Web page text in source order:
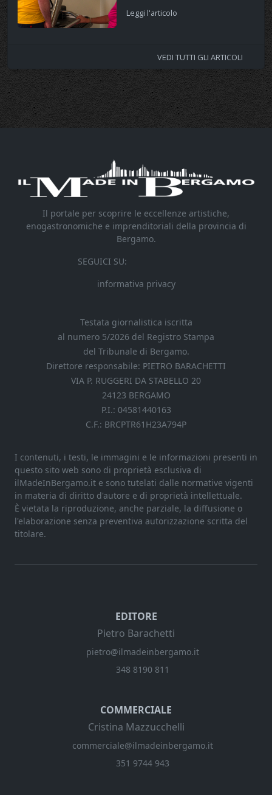
Leggi l'articolo
VEDI TUTTI GLI ARTICOLI
Il portale per scoprire le eccellenze artistiche,
enogastronomiche e imprenditoriali della provincia di
Bergamo.
SEGUICI SU:
informativa privacy
Testata giornalistica iscritta
al numero 5/2026 del Registro Stampa
del Tribunale di Bergamo.
Direttore responsabile: PIETRO BARACHETTI
VIA P. RUGGERI DA STABELLO 20
24123 BERGAMO
P.I.: 04581440163
C.F.: BRCPTR61H23A794P
I contenuti, i testi, le immagini e le informazioni presenti in
questo sito web sono di proprietà esclusiva di
ilMadeInBergamo.it e sono tutelati dalle normative vigenti
in materia di diritto d'autore e di proprietà intellettuale.
È vietata la riproduzione, anche parziale, la diffusione o
l'elaborazione senza preventiva autorizzazione scritta del
titolare.
EDITORE
Pietro Barachetti
pietro@ilmadeinbergamo.it
348 8190 811
COMMERCIALE
Cristina Mazzucchelli
commerciale@ilmadeinbergamo.it
351 9744 943